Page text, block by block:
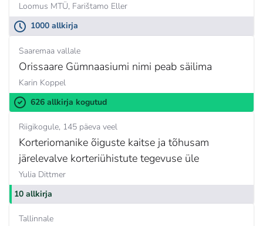
Loomus MTÜ, Farištamo Eller
1000 allkirja
Saaremaa vallale
Orissaare Gümnaasiumi nimi peab säilima
Karin Koppel
626 allkirja kogutud
Riigikogule 145 päeva veel
Korteriomanike õiguste kaitse ja tõhusam
järelevalve korteriühistute tegevuse üle
Yulia Dittmer
10 allkirja
Tallinnale